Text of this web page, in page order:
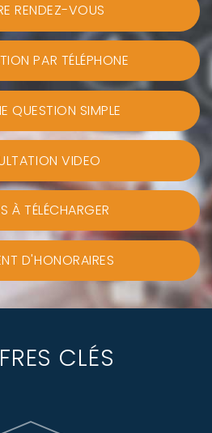
RENDEZ-VOUS
PAR TÉLÉPHONE
QUESTION SIMPLE
VIDEO
À TÉLÉCHARGER
D'HONORAIRES
CLÉS